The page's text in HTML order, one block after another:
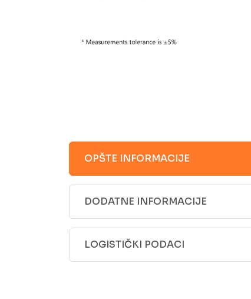
OPŠTE INFORMACIJE
DODATNE INFORMACIJE
LOGISTIČKI PODACI